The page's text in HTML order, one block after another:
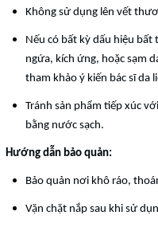
Không sử dụng lên vết
Nếu có bất kỳ dấu hiệu
ngứa, kích ứng, hoặc sạm
tham khảo ý kiến bác sĩ da
Tránh sản phẩm tiếp xúc
bằng nước sạch.
Hướng dẫn bảo quản:
Bảo quản nơi khô ráo,
Vặn chặt nắp sau khi sử